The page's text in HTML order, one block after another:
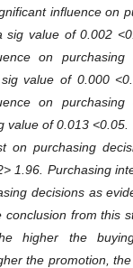
influence on
value of 0.002
on
value of 0.000
on
value of 0.013
on purchasing
1.96. Purchasing
decisions as
from this
higher the
the promotion,